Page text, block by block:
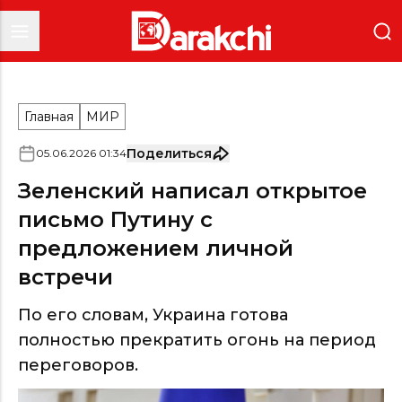
Главная МИР
05.06.2026 01:34Поделиться
Зеленский написал открытое
письмо Путину с
предложением личной
встречи
По его словам, Украина готова
полностью прекратить огонь на период
переговоров.